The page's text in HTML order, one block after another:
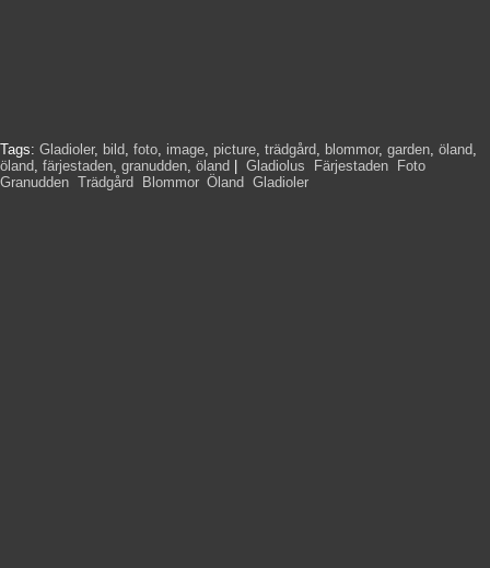
Tags: Gladioler, bild, foto, image, picture, trädgård, blommor, garden, öland,
öland, färjestaden, granudden, öland Gladiolus Färjestaden Foto
Granudden Trädgård Blommor, Öland Gladioler,